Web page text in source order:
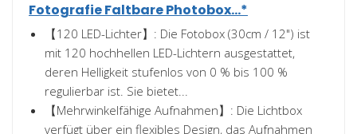
Fotografie Faltbare Photobox...*
【120 LED-Lichter】: Die Fotobox (30cm / 12") ist
mit 120 hochhellen LED-Lichtern ausgestattet,
deren Helligkeit stufenlos von 0 % bis 100 %
regulierbar ist. Sie bietet...
【Mehrwinkelfähige Aufnahmen】: Die Lichtbox
verfügt über ein flexibles Design, das Aufnahmen